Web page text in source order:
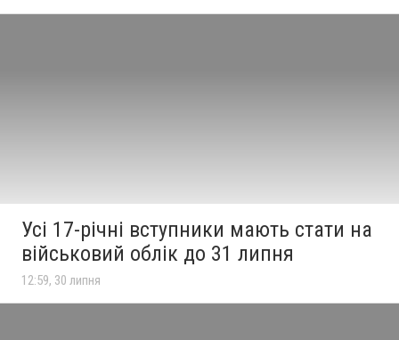
Усі 17-річні вступники мають стати на
військовий облік до 31 липня
12:59, 30 липня